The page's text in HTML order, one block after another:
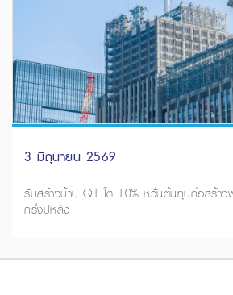
3 มิถุนายน 2569
รับสร้างบ้าน Q1 โต 10% หวั่นต้นทุนก่อสร้า
ครึ่งปีหลัง